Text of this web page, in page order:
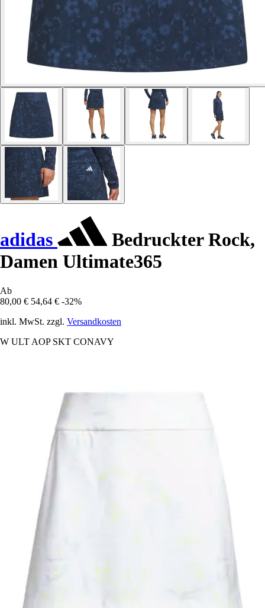
adidas
Bedruckter Rock,
Damen Ultimate365
Ab
80,00 € 54,64 € -32%
inkl. MwSt. zzgl. Versandkosten
W ULT AOP SKT CONAVY